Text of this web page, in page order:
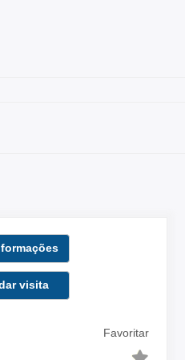
visita
Favoritar